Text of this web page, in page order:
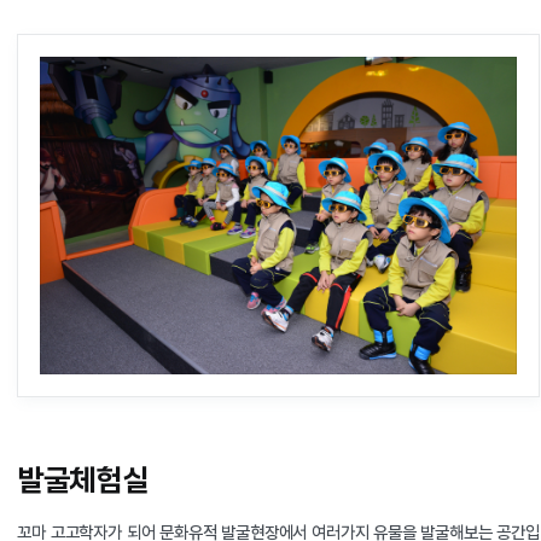
발굴체험실
꼬마 고고학자가 되어 문화유적 발굴현장에서 여러가지 유물을 발굴해보는 공간